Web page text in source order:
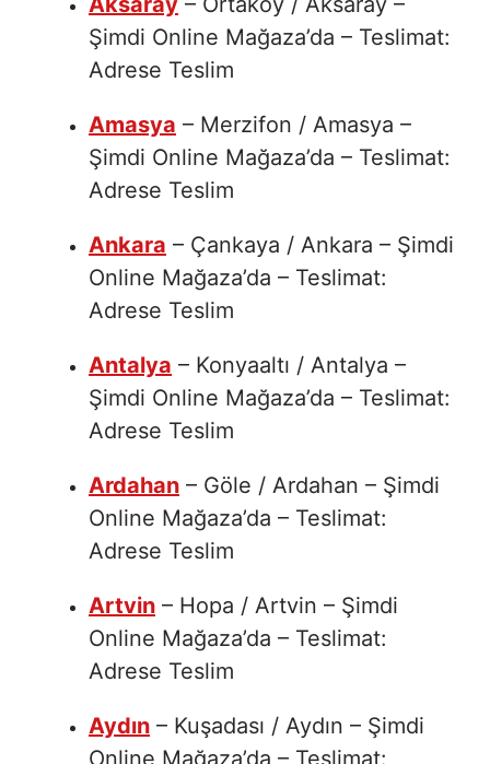
Şimdi Online Mağaza’da – Teslimat:
Adrese Teslim
Amasya – Merzifon / Amasya –
Şimdi Online Mağaza’da – Teslimat:
Adrese Teslim
Ankara – Çankaya / Ankara – Şimdi
Online Mağaza’da – Teslimat:
Adrese Teslim
Antalya – Konyaaltı / Antalya –
Şimdi Online Mağaza’da – Teslimat:
Adrese Teslim
Ardahan – Göle / Ardahan – Şimdi
Online Mağaza’da – Teslimat:
Adrese Teslim
Artvin – Hopa / Artvin – Şimdi
Online Mağaza’da – Teslimat:
Adrese Teslim
Aydın – Kuşadası / Aydın – Şimdi
Online Mağaza’da – Teslimat: